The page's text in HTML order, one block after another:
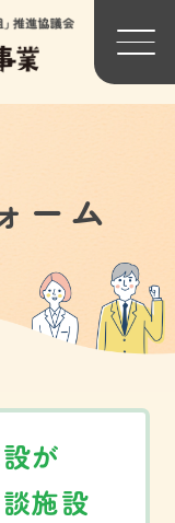
一覧
マップ
ーム
が
施設